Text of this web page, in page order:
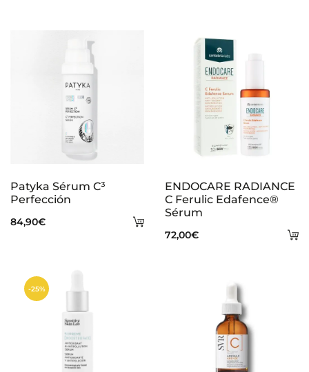
Añadir
Patyka Sérum C³
Perfección
84,90€
ENDOCARE RADIANCE
C Ferulic Edafence®
Sérum
72,00€
-25%